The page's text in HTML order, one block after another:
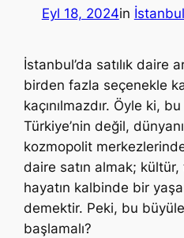
Eyl 18, 2024in
İstanbul’da satılık daire
birden fazla seçenekle
kaçınılmazdır. Öyle ki,
Türkiye’nin değil,
kozmopolit
daire satın almak;
hayatın kalbinde bir
demektir. Peki, bu
başlamalı?